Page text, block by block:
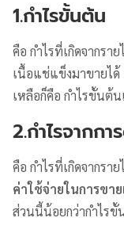
1.กำไรขั้นต้น
คือ กำไรที่เกิดจากร
เนื้อแช่แข็งมาขายไ
เหลือก็คือ กำไรขั้นต้
2.กำไรจากกา
คือ กำไรที่เกิดจากร
ค่าใช้จ่ายในการขา
ส่วนนี้น้อยกว่ากำไรขั้